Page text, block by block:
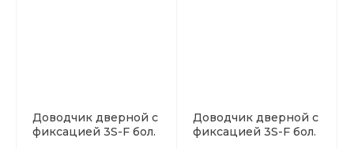
Доводчик дверной с
фиксацией 3S-F бол.
Доводчик дверной с
фиксацией 3S-F бол.